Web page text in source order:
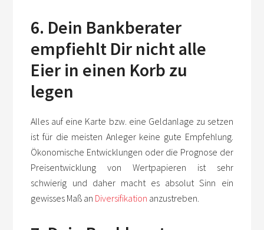
6. Dein Bankberater
empfiehlt Dir nicht alle
Eier in einen Korb zu
legen
Alles auf eine Karte bzw. eine Geldanlage zu setzen
ist für die meisten Anleger keine gute Empfehlung.
Ökonomische Entwicklungen oder die Prognose der
Preisentwicklung von Wertpapieren ist sehr
schwierig und daher macht es absolut Sinn ein
gewisses Maß an Diversifikation anzustreben.